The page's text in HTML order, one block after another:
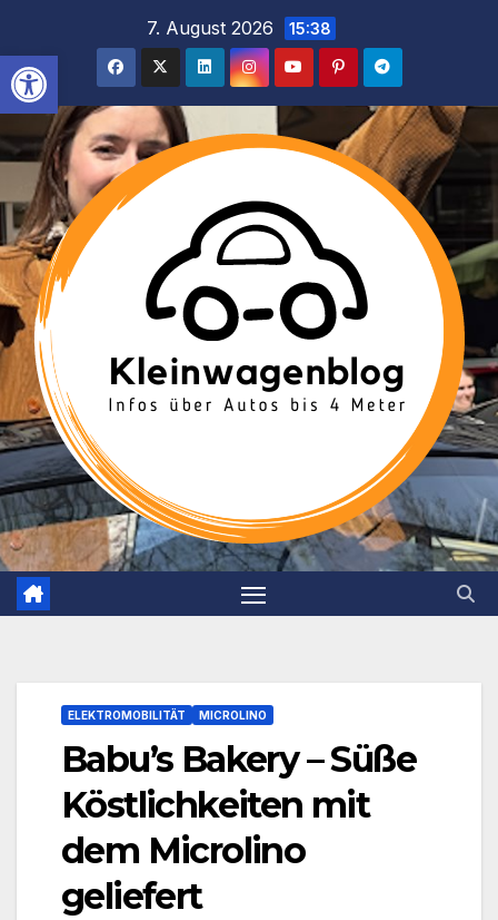
Werkzeugleiste öffnen
springen
7. August 2026 15:38
ELEKTROMOBILITÄT MICROLINO
Babu’s Bakery – Süße
Köstlichkeiten mit
dem Microlino
geliefert